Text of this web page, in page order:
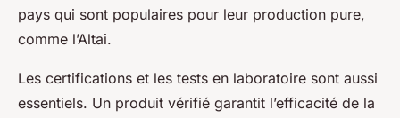
pays qui sont populaires pour leur production pure,
comme l’Altai.
Les certifications et les tests en laboratoire sont aussi
essentiels. Un produit vérifié garantit l’efficacité de la